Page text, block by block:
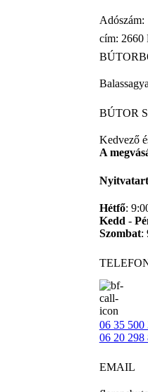
cím: 2660
BÚTOR
Kedvező
A
Hétfő:
Kedd -
Szombat:
06 35 500
06 20 298
EMAIL